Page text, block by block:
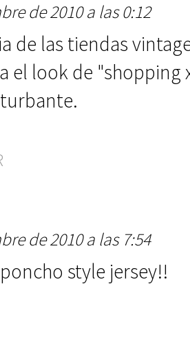
de 2010 a las 0:12
de las tiendas
el look de "shopping
de 2010 a las 7:54
style jersey!!